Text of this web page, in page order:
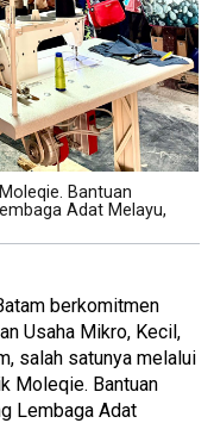
Bantuan
Adat Melayu,
berkomitmen
Usaha Mikro, Kecil,
salah satunya melalui
Moleqie. Bantuan
Lembaga Adat